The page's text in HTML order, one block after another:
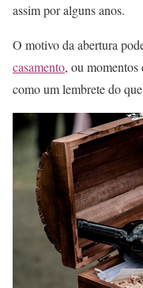
assim por alguns anos.
O motivo da abertura
casamento, ou momentos
como um lembrete do